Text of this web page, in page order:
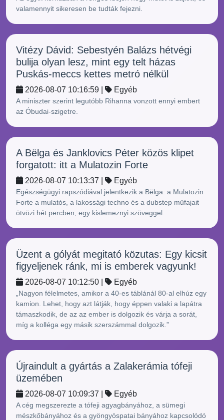
valamennyit sikeresen be tudták fejezni.
Vitézy Dávid: Sebestyén Balázs hétvégi
bulija olyan lesz, mint egy telt házas
Puskás-meccs kettes metró nélkül
2026-08-07 10:16:59 | Egyéb
A miniszter szerint legutóbb Rihanna vonzott ennyi embert
az Óbudai-szigetre.
A Bëlga és Janklovics Péter közös klipet
forgatott: itt a Mulatozin Forte
2026-08-07 10:13:37 | Egyéb
Egészségügyi rapszódiával jelentkezik a Bëlga: a Mulatozin
Forte a mulatós, a lakossági techno és a dubstep műfajait
ötvözi hét percben, egy kislemeznyi szöveggel.
Üzent a gólyát megitató közutas: Egy kicsit
figyeljenek ránk, mi is emberek vagyunk!
2026-08-07 10:12:50 | Egyéb
„Nagyon félelmetes, amikor a 40-es táblánál 80-al elhúz egy
kamion. Lehet, hogy azt látják, hogy éppen valaki a lapátra
támaszkodik, de az az ember is dolgozik és várja a sorát,
míg a kolléga egy másik szerszámmal dolgozik.”
Újraindult a gyártás a Zalakerámia tófeji
üzemében
2026-08-07 10:09:37 | Egyéb
A cég megszerezte a tófeji agyagbányához, a sümegi
mészkőbányához és a gyöngyöspatai bányához kapcsolódó